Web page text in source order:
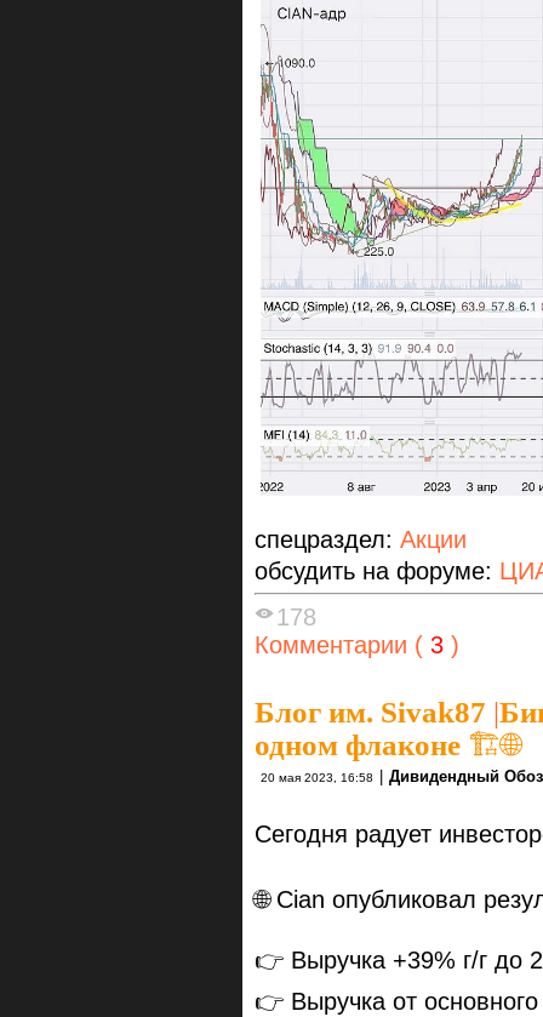
спецраздел: Акции
обсудить на форуме:
178
Комментарии ( 3 )
Блог им. Sivak87 |
одном флаконе 🏗️🌐
20 мая 2023, 16:58 Дивидендный
Сегодня радует
🌐 Cian опубликовал
👉 Выручка +39% г/г до
👉 Выручка от